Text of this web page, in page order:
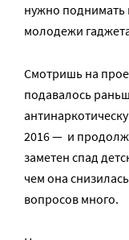
нужно поднимать
молодежи
Смотришь на
подавалось
2016 — и
заметен спад
чем она
вопросов много.